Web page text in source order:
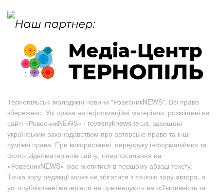
Тернопільські молодіжні новини "РовесникNEWS". Всі права
збережено. Усі права на інформаційні матеріали, розміщені на
сайті «РовесникNEWS» / rovesnyknews.te.ua, захищені
українським законодавством про авторське право та інші
суміжні права. При використанні, передруку інформаційних та
фото-,відеоматеріалів сайту, гіперпосилання на
«РовесникNEWS» має міститися в першому абзаці тексту.
Точка зору редакції може не збігатися з точкою зору автора, а
усі опубліковані матеріали не претендують на об'єктивність та